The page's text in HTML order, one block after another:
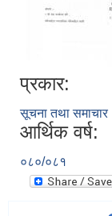
प्रकार:
सूचना तथा समाचार
आर्थिक वर्ष:
०८०/०८१